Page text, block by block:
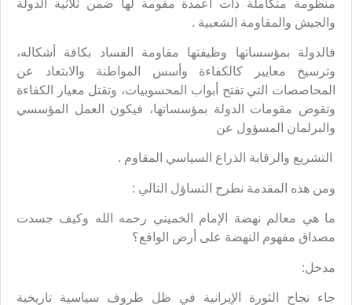
منظومة متكاملة ذات أعمدة مقومة لها ضمن ثلاثية الدولة
والجيش والمقاومة الشعبية .
فالدولة بمؤسساتها وظيفتها مقاومة الفساد بكافة أشكاله،
وترسيخ معايير كالكفاءة وأسس المواطنة والابتعاد عن
المحاصصات التي تفتح أبواب المحسوبيات، وتقتل معيار الكفاءة
وتقوض مقومات الدولة بمؤسساتها، فيكون العمل المؤسسي
والبرلمان المسؤول عن
التشريع والرقابة الذراع السياسي المقاوم .
ومن هذه المقدمة نطرح التساؤل التالي :
ما هي معالم نهضة الإمام الخميني رحمه الله وكيف جسدت
مصداق مفهوم النهضة على أرض الواقع؟
مدخل:
جاء نجاح الثورة الإيرانية في ظل ظروف سياسية تاريخية